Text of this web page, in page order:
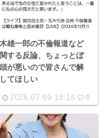
雄一郎の不倫報道など
する反論、ちょっとぼ
が悪いので皆さんで解
てほしい
2026.07.09 18:16 0